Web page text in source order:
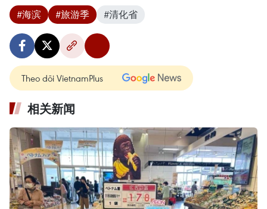
#海滨 #旅游季 #清化省
Theo dõi VietnamPlus
相关新闻